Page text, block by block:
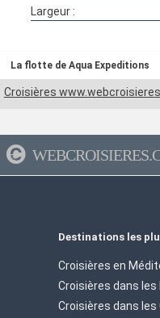
panoramique sur le
Salle de bain
Rangements
intégrée
Climatisation
confort et élégance
Largeur :
La flotte de Aqua Expeditions
Croisières
Destinations les
Croisières en
Croisières dans les
Croisières dans les